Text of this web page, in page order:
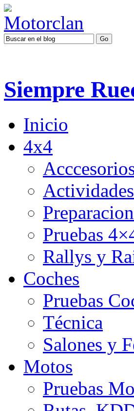
Siempre
Inicio
4x4
Pruebas
Rallys y
Coches
Pruebas
Técnica
Salones y
Motos
Pruebas